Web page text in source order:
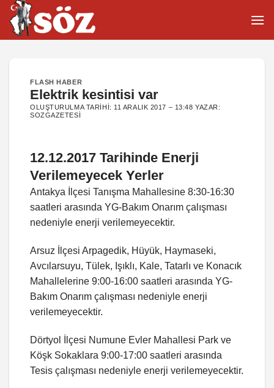
İçeriğe
atla
FLASH HABER
Elektrik kesintisi var
OLUŞTURULMA TARIHI: 11 ARALIK 2017 – 13:48 YAZAR:
SOZGAZETESI
12.12.2017 Tarihinde Enerji
Verilemeyecek Yerler
Antakya İlçesi Tanışma Mahallesine 8:30-16:30
saatleri arasında YG-Bakım Onarım çalışması
nedeniyle enerji verilemeyecektir.
Arsuz İlçesi Arpagedik, Hüyük, Haymaseki,
Avcılarsuyu, Tülek, Işıklı, Kale, Tatarlı ve Konacık
Mahallelerine 9:00-16:00 saatleri arasında YG-
Bakım Onarım çalışması nedeniyle enerji
verilemeyecektir.
Dörtyol İlçesi Numune Evler Mahallesi Park ve
Köşk Sokaklara 9:00-17:00 saatleri arasında
Tesis çalışması nedeniyle enerji verilemeyecektir.